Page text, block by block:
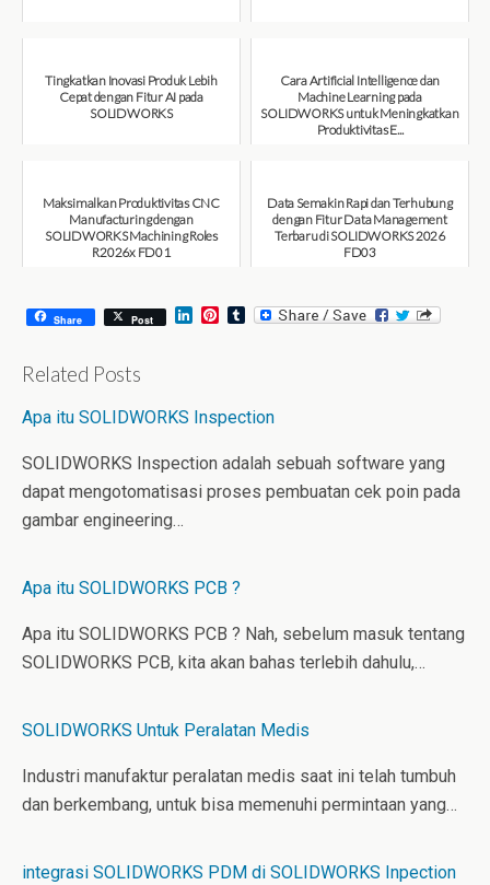
Tingkatkan Inovasi Produk Lebih
Cepat dengan Fitur AI pada
SOLIDWORKS
Cara Artificial Intelligence dan
Machine Learning pada
SOLIDWORKS untuk Meningkatkan
Produktivitas E...
Maksimalkan Produktivitas CNC
Manufacturing dengan
SOLIDWORKS Machining Roles
R2026x FD01
Data Semakin Rapi dan Terhubung
dengan Fitur Data Management
Terbaru di SOLIDWORKS 2026
FD03
Share Post
L
I
P
e
T
Related Posts
Apa itu SOLIDWORKS Inspection
SOLIDWORKS Inspection adalah sebuah software yang
dapat mengotomatisasi proses pembuatan cek poin pada
gambar engineering…
Apa itu SOLIDWORKS PCB ?
Apa itu SOLIDWORKS PCB ? Nah, sebelum masuk tentang
SOLIDWORKS PCB, kita akan bahas terlebih dahulu,…
SOLIDWORKS Untuk Peralatan Medis
Industri manufaktur peralatan medis saat ini telah tumbuh
dan berkembang, untuk bisa memenuhi permintaan yang…
integrasi SOLIDWORKS PDM di SOLIDWORKS Inpection